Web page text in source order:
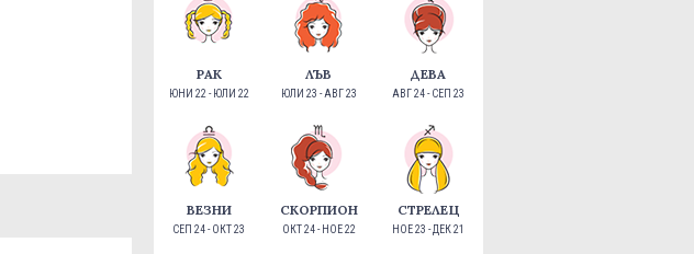
РАК
ЮНИ 22 - ЮЛИ 22
ЛЪВ
ЮЛИ 23 - АВГ 23
ДЕВА
АВГ 24 - СЕП 23
ВЕЗНИ
СЕП 24 - ОКТ 23
СКОРПИОН
ОКТ 24 - НОЕ 22
СТРЕЛЕЦ
НОЕ 23 - ДЕК 21